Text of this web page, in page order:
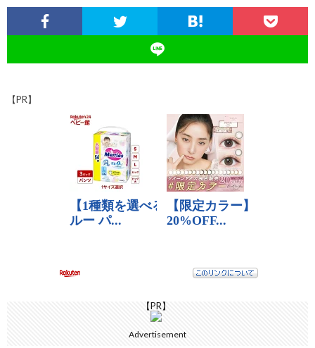
o
o
k
o
n
a
t
r
t
pc
h
at
Li
n
【PR】
【PR】
Advertisement